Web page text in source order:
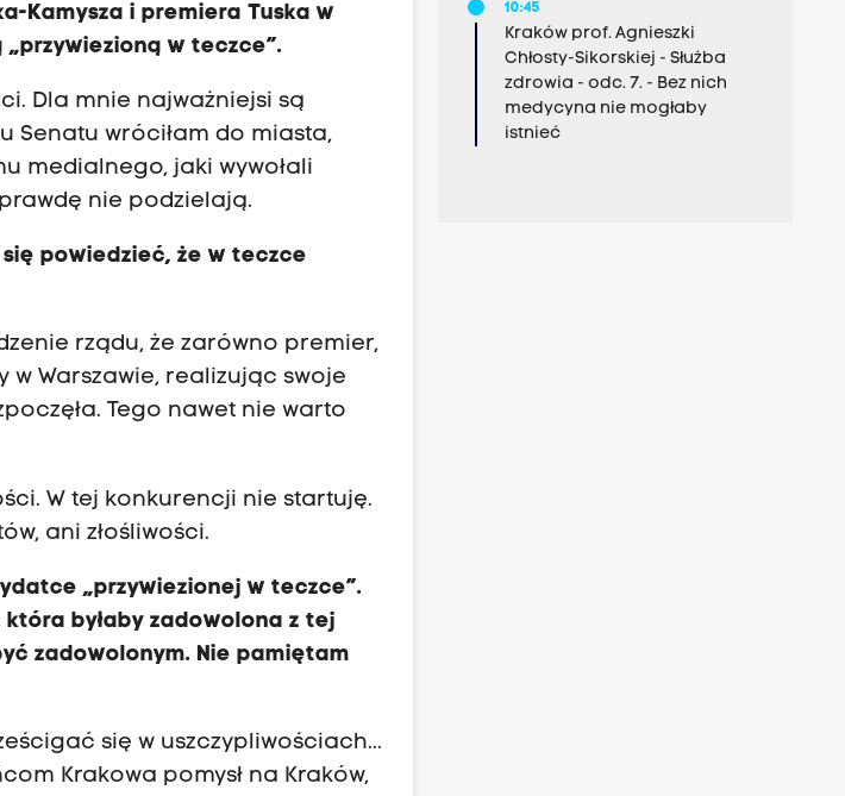
Kamysza i premiera Tuska w
w teczce”.
Dla mnie najważniejsi są
Senatu wróciłam do miasta,
medialnego, jaki wywołali
nie podzielają.
powiedzieć, że w teczce
rządu, że zarówno premier,
w Warszawie, realizując swoje
Tego nawet nie warto
W tej konkurencji nie startuję.
ani złośliwości.
„przywiezionej w teczce”.
która byłaby zadowolona z tej
zadowolonym. Nie pamiętam
się w uszczypliwościach...
Krakowa pomysł na Kraków,
10:45
Kraków prof. Agnieszki
Chłosty-Sikorskiej - Służba
zdrowia - odc. 7. - Bez nich
medycyna nie mogłaby
istnieć